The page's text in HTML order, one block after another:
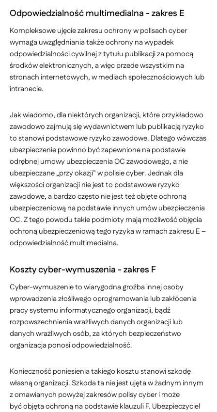
Odpowiedzialność multimedialna - zakres E
Kompleksowe ujęcie zakresu ochrony w polisach cyber
wymaga uwzględniania także ochrony na wypadek
odpowiedzialności cywilnej z tytułu publikacji za pomocą
środków elektronicznych, a więc przede wszystkim na
stronach internetowych, w mediach społecznościowych lub
intranecie.
Jak wiadomo, dla niektórych organizacji, które przykładowo
zawodowo zajmują się wydawnictwem lub publikacją ryzyko
to stanowi podstawowe ryzyko zawodowe. Dlatego wówczas
ubezpieczenie powinno być zapewnione na podstawie
odrębnej umowy ubezpieczenia OC zawodowego, a nie
ubezpieczane „przy okazji” w polisie cyber. Jednak dla
większości organizacji nie jest to podstawowe ryzyko
zawodowe, a bardzo często nie jest też objęte ochroną
ubezpieczeniową na podstawie innych umów ubezpieczenia
OC. Z tego powodu takie podmioty mają możliwość objęcia
ochroną ubezpieczeniową tego ryzyka w ramach zakresu E –
odpowiedzialność multimedialna.
Koszty cyber-wymuszenia - zakres F
Cyber-wymuszenie to wiarygodna groźba innej osoby
wprowadzenia złośliwego oprogramowania lub zakłócenia
pracy systemu informatycznego organizacji, bądź
rozpowszechnienia wrażliwych danych organizacji lub
danych wrażliwych osób, za których bezpieczeństwo
organizacja ponosi odpowiedzialność.
Konieczność poniesienia takiego kosztu stanowi szkodę
własną organizacji. Szkoda ta nie jest ujęta w żadnym innym
z omawianych powyżej zakresów polisy cyber i może
być objęta ochroną na podstawie klauzuli F. Ubezpieczyciel